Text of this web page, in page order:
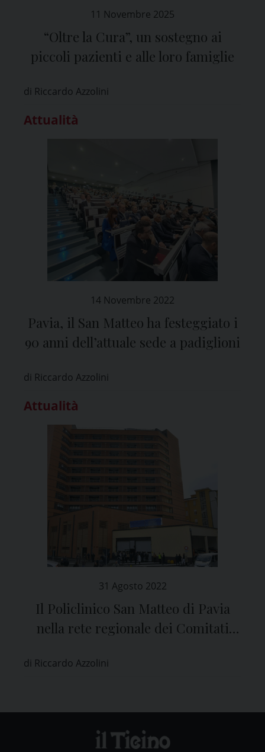
11 Novembre 2025
“Oltre la Cura”, un sostegno ai
piccoli pazienti e alle loro famiglie
di Riccardo Azzolini
Attualità
14 Novembre 2022
Pavia, il San Matteo ha festeggiato i
90 anni dell’attuale sede a padiglioni
di Riccardo Azzolini
Attualità
31 Agosto 2022
Il Policlinico San Matteo di Pavia
nella rete regionale dei Comitati
di Riccardo Azzolini